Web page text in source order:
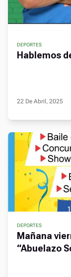
DEPORTES
Hablemos
22 De Abril, 2025
DEPORTES
Mañana
“Abuelazo